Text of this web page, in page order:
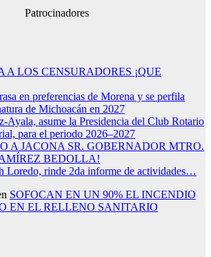
Patrocinadores
A LOS CENSURADORES ¡QUE
en preferencias de Morena y se perfila
de Michoacán en 2027
Ayala, asume la Presidencia del Club Rotario
para el periodo 2026–2027
A JACONA SR. GOBERNADOR MTRO.
BEDOLLA!
Loredo, rinde 2da informe de actividades…
SOFOCAN EN UN 90% EL INCENDIO
EN EL RELLENO SANITARIO